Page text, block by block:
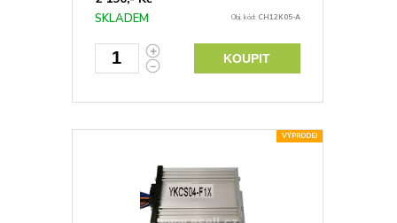
SKLADEM Obj. kód: CH12K05-A
KOUPIT
VÝPRODEJ